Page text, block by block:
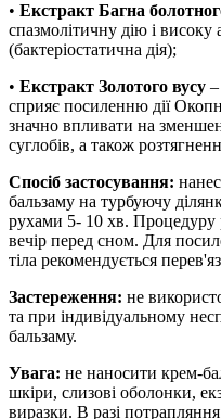
• Екстракт Багна
спазмолітичну дію і високу
(бактеріостатична дія);
• Екстракт Золотого вусу
сприяє посиленню дії
значно впливати на
суглобів, а також
Спосіб застосування: н
бальзаму на турбуючу
рухами 5- 10 хв. Процедуру
вечір перед сном. Для
тіла рекомендується
Застереження: не
та при індивідуальному
бальзаму.
Увага: не наносити крем-
шкіри, слизові оболонки,
виразки. В разі